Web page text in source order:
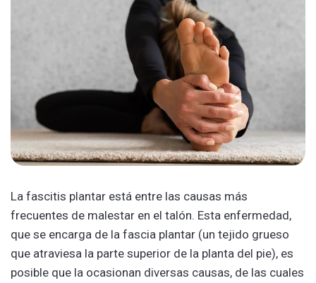
La fascitis plantar está entre las causas más
frecuentes de malestar en el talón. Esta enfermedad,
que se encarga de la fascia plantar (un tejido grueso
que atraviesa la parte superior de la planta del pie), es
posible que la ocasionan diversas causas, de las cuales